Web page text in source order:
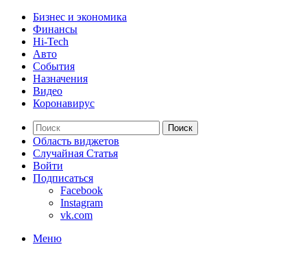
Бизнес и экономика
Финансы
Hi-Tech
Авто
События
Назначения
Видео
Коронавирус
Поиск
Область виджетов
Случайная Статья
Войти
Подписаться
Facebook
Instagram
vk.com
Меню